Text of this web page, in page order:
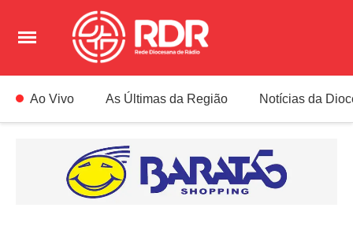
Ao Vivo As Últimas da Região Notícias da